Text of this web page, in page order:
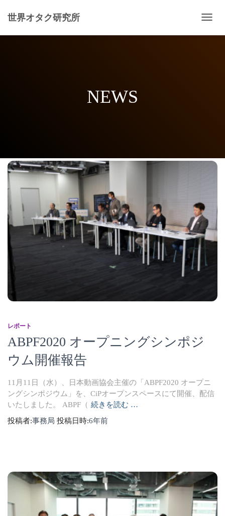
世界オタク研究所
ビ
NEWS
レポート
ABPF2020 オープニングシンポジ
ウム開催報告
11月11日（水）、日本動画協会主催の「ABPF2020 オープニ
ングシンポジウム」を、CiPオープンスペースにて開催、配信
いたしました。 ABPF（ 続きを読む …
投稿者:事務局 投稿日時:6年前